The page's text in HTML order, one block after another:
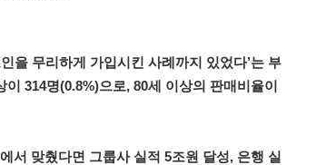
을 무리하게 가입시킨 사례까지 있었다’는 부
이 314명(0.8%)으로, 80세 이상의 판매비율이
서 맞췄다면 그룹사실적 5조원 달성, 은행 실